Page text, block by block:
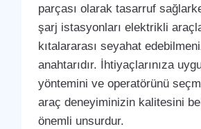
parçası olarak tasarruf
şarj istasyonları elektrikli
kıtalararası seyahat
anahtarıdır. İhtiyaçlarınıza
yöntemini ve operatörünü
araç deneyiminizin kalitesini
önemli unsurdur.